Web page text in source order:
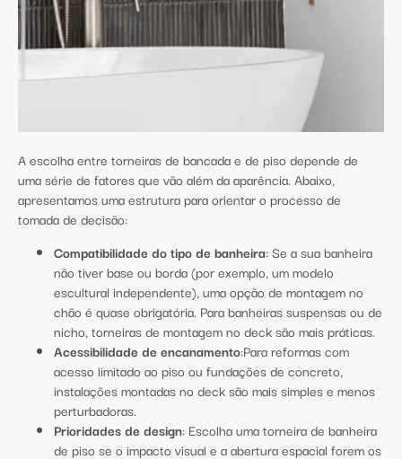
A escolha entre torneiras de bancada e de piso depende de
uma série de fatores que vão além da aparência. Abaixo,
apresentamos uma estrutura para orientar o processo de
tomada de decisão:
Compatibilidade do tipo de banheira: Se a sua banheira
não tiver base ou borda (por exemplo, um modelo
escultural independente), uma opção de montagem no
chão é quase obrigatória. Para banheiras suspensas ou de
nicho, torneiras de montagem no deck são mais práticas.
Acessibilidade de encanamento:Para reformas com
acesso limitado ao piso ou fundações de concreto,
instalações montadas no deck são mais simples e menos
perturbadoras.
Prioridades de design: Escolha uma torneira de banheira
de piso se o impacto visual e a abertura espacial forem os